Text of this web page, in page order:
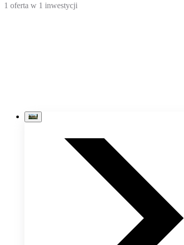
1 oferta w 1 inwestycji